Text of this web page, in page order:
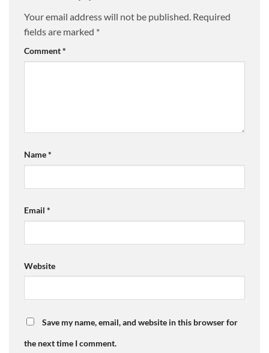
Your email address will not be published. Required
fields are marked *
Comment*
Name*
Email *
Website
Save my name, email, and website in this browser for
the next time I comment.